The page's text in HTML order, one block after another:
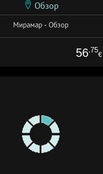
Обзор
Мирамар - Обзор
56.75
€